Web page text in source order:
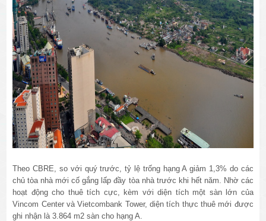
Theo CBRE, so với quý trước, tỷ lệ trống hạng A giảm 1,3% do các
chủ tòa nhà mới cố gắng lấp đầy tòa nhà trước khi hết năm. Nhờ các
hoạt động cho thuê tích cực, kèm với diện tích một sàn lớn của
Vincom Center và Vietcombank Tower, diện tích thực thuê mới được
ghi nhận là 3.864 m2 sàn cho hạng A.